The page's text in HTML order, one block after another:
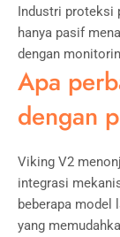
Industri proteksi
hanya pasif
dengan
Apa
dengan
Viking V2
integrasi
beberapa model
yang